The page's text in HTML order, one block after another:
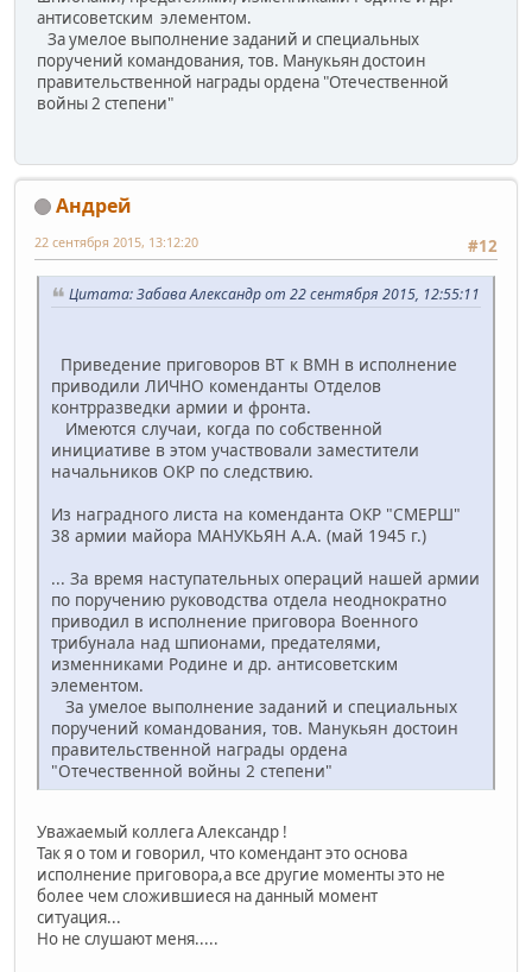
антисоветским элементом.
За умелое выполнение заданий и специальных
поручений командования, тов. Манукьян достоин
правительственной награды ордена "Отечественной
войны 2 степени"
Андрей
#12
22 сентября 2015, 13:12:20
Цитата: Забава Александр от 22 сентября 2015, 12:55:11
Приведение приговоров ВТ к ВМН в исполнение
приводили ЛИЧНО коменданты Отделов
контрразведки армии и фронта.
Имеются случаи, когда по собственной
инициативе в этом участвовали заместители
начальников ОКР по следствию.
Из наградного листа на коменданта ОКР "СМЕРШ"
38 армии майора МАНУКЬЯН А.А. (май 1945 г.)
... За время наступательных операций нашей армии
по поручению руководства отдела неоднократно
приводил в исполнение приговора Военного
трибунала над шпионами, предателями,
изменниками Родине и др. антисоветским
элементом.
За умелое выполнение заданий и специальных
поручений командования, тов. Манукьян достоин
правительственной награды ордена
"Отечественной войны 2 степени"
Уважаемый коллега Александр !
Так я о том и говорил, что комендант это основа
исполнение приговора,а все другие моменты это не
более чем сложившиеся на данный момент
ситуация...
Но не слушают меня.....